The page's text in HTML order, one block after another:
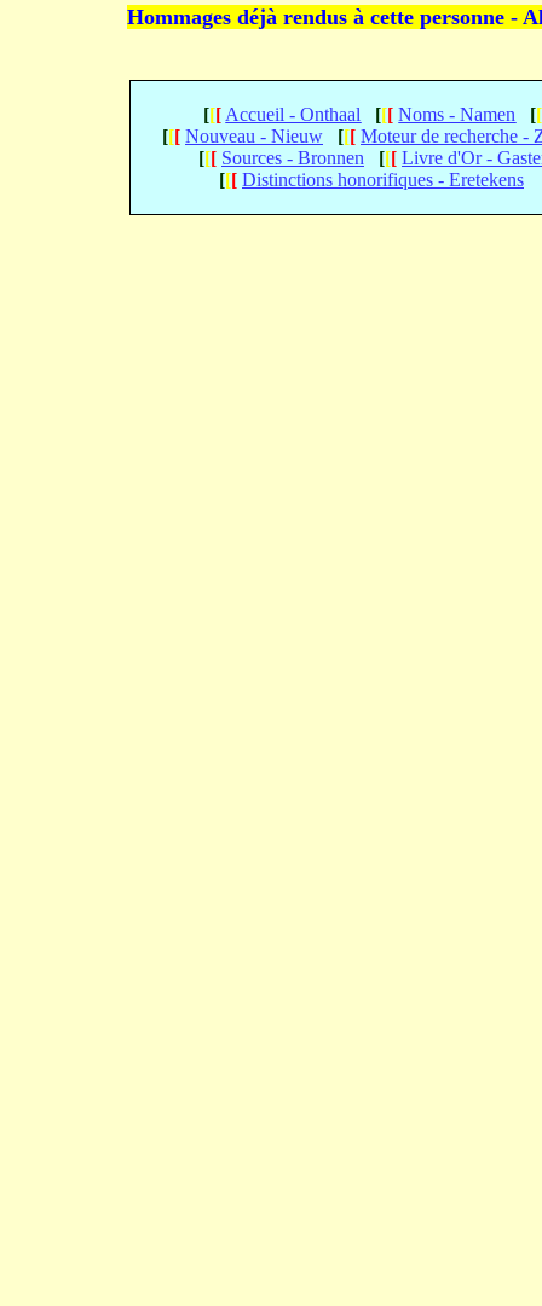
Hommages déjà rendus à cette personne -
[[[ Accueil - Onthaal [[[ Noms - Namen [[
[[[ Nouveau - Nieuw [[[ Moteur de recherche -
[[[ Sources - Bronnen [[[ Livre d'Or -
[[[ Distinctions honorifiques - Eretekens